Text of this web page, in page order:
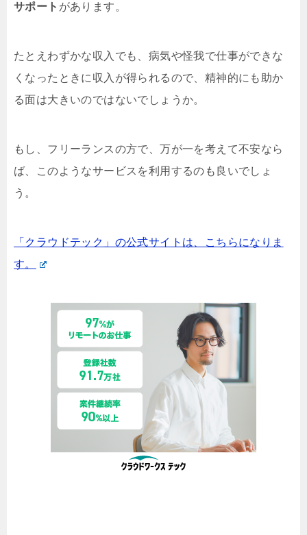
サポート があります。
たとえわずかな収入でも、病気や怪我で仕事ができな
くなったときに収入が得られるので、精神的にも助か
る面は大きいのではないでしょうか。
もし、フリーランスの方で、万が一を考えて不安なら
ば、このようなサービスを利用するのも良いでしょ
う。
「クラウドテック」の公式サイトは、こちらになりま
す。